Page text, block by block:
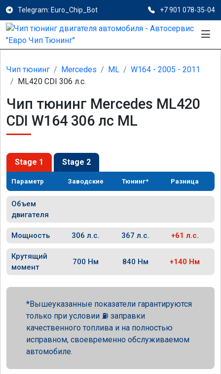
Telegram: Euro_Chip_Bot +7 901 078-35-04
Чип тюнинг Mercedes ML
W164 - 2005 - 2011
ML420 CDI 306 л.с.
Чип тюнинг Mercedes ML420
CDI W164 306 лс ML
Stage 1 Stage 2
Параметр Заводские Тюнинг* Разница
Объем
двигателя
Мощность 306 л.с. 367 л.с. +61 л.с.
Крутящий
момент
700 Нм 840 Нм +140 Нм
Вышеуказанные показатели гарантируются
только при условии ⛽ заправки
качественного топлива и на полностью
исправном, своевременно обслуживаемом
автомобиле.